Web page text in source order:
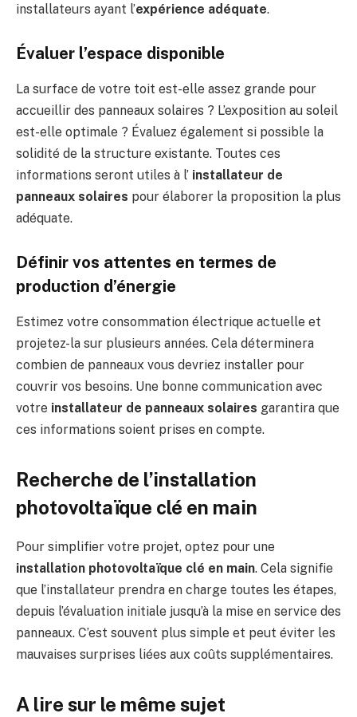
installateurs ayant l’expérience adéquate.
Évaluer l’espace disponible
La surface de votre toit est-elle assez grande pour
accueillir des panneaux solaires ? L’exposition au soleil
est-elle optimale ? Évaluez également si possible la
solidité de la structure existante. Toutes ces
informations seront utiles à l’ installateur de
panneaux solaires pour élaborer la proposition la plus
adéquate.
Définir vos attentes en termes de
production d’énergie
Estimez votre consommation électrique actuelle et
projetez-la sur plusieurs années. Cela déterminera
combien de panneaux vous devriez installer pour
couvrir vos besoins. Une bonne communication avec
votre installateur de panneaux solaires garantira que
ces informations soient prises en compte.
Recherche de l’installation
photovoltaïque clé en main
Pour simplifier votre projet, optez pour une
installation photovoltaïque clé en main. Cela signifie
que l’installateur prendra en charge toutes les étapes,
depuis l’évaluation initiale jusqu’à la mise en service des
panneaux. C’est souvent plus simple et peut éviter les
mauvaises surprises liées aux coûts supplémentaires.
A lire sur le même sujet